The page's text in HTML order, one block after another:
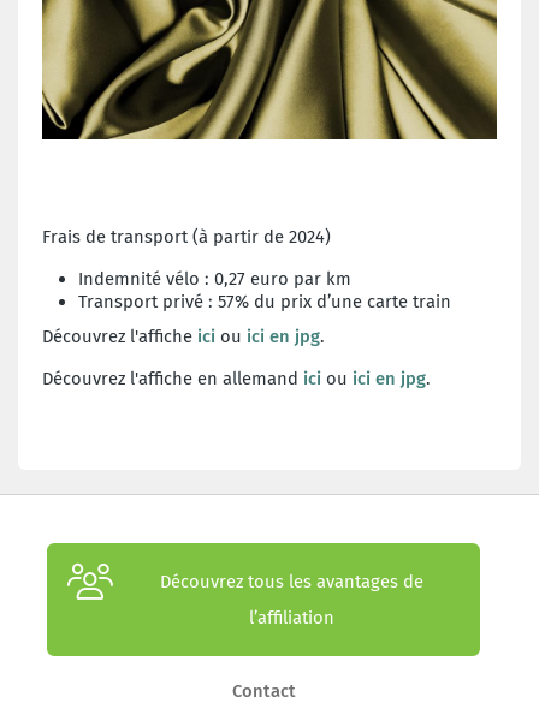
Frais de transport (à partir de 2024)
Indemnité vélo : 0,27 euro par km
Transport privé : 57% du prix d’une carte train
Découvrez l'affiche ici ou ici en jpg.
Découvrez l'affiche en allemand ici ou ici en jpg.
Découvrez tous les avantages de
l’affiliation
Contact